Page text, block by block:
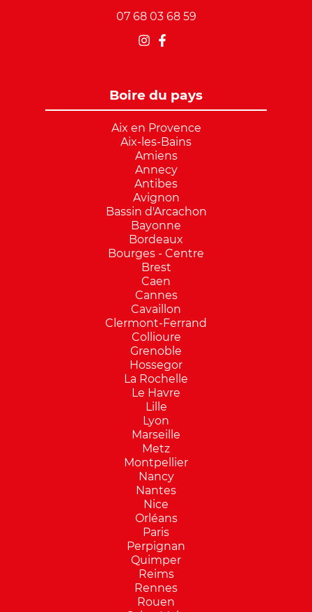
07 68 03 68 59
Boire du pays
Aix en Provence
Aix-les-Bains
Amiens
Annecy
Antibes
Avignon
Bassin d'Arcachon
Bayonne
Bordeaux
Bourges - Centre
Brest
Caen
Cannes
Cavaillon
Clermont-Ferrand
Collioure
Grenoble
Hossegor
La Rochelle
Le Havre
Lille
Lyon
Marseille
Metz
Montpellier
Nancy
Nantes
Nice
Orléans
Paris
Perpignan
Quimper
Reims
Rennes
Rouen